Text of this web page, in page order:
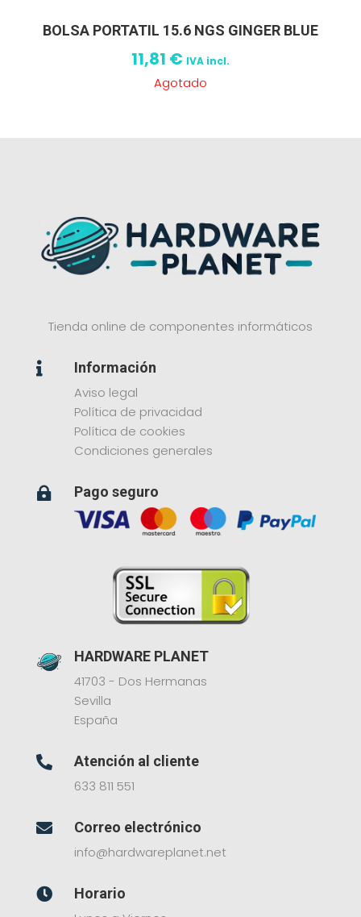
BOLSA PORTATIL 15.6 NGS GINGER BLUE
11,81 € IVA incl.
Agotado
Tienda online de componentes informáticos

Información
Aviso legal
Política de privacidad
Política de cookies
Condiciones generales
 Pago seguro
HARDWARE PLANET
41703 - Dos Hermanas
Sevilla
España

Atención al cliente
633 811 551

Correo electrónico
info@hardwareplanet.net

Horario